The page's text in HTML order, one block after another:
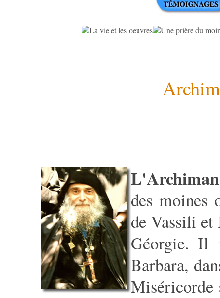
des moines
de Vassili et
Géorgie. Il
Barbara,
Miséricorde